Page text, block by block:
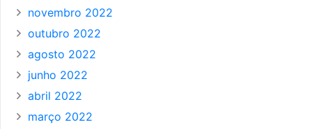
novembro 2022
outubro 2022
agosto 2022
junho 2022
abril 2022
março 2022